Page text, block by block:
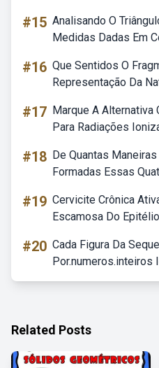
#15 Analisando O
Medidas Dadas Em
#16 Que Sentidos O
Representação Da
#17 Marque A Alternativa
Para Radiações
#18 De Quantas
Formadas Essas
#19 Cervicite Crônica
Escamosa Do
#20 Cada Figura Da
Por.numeros.inteiros
Related Posts